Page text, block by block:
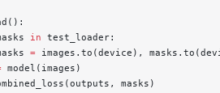
in test_loader:
= images.to(device),
model(images)
masks)